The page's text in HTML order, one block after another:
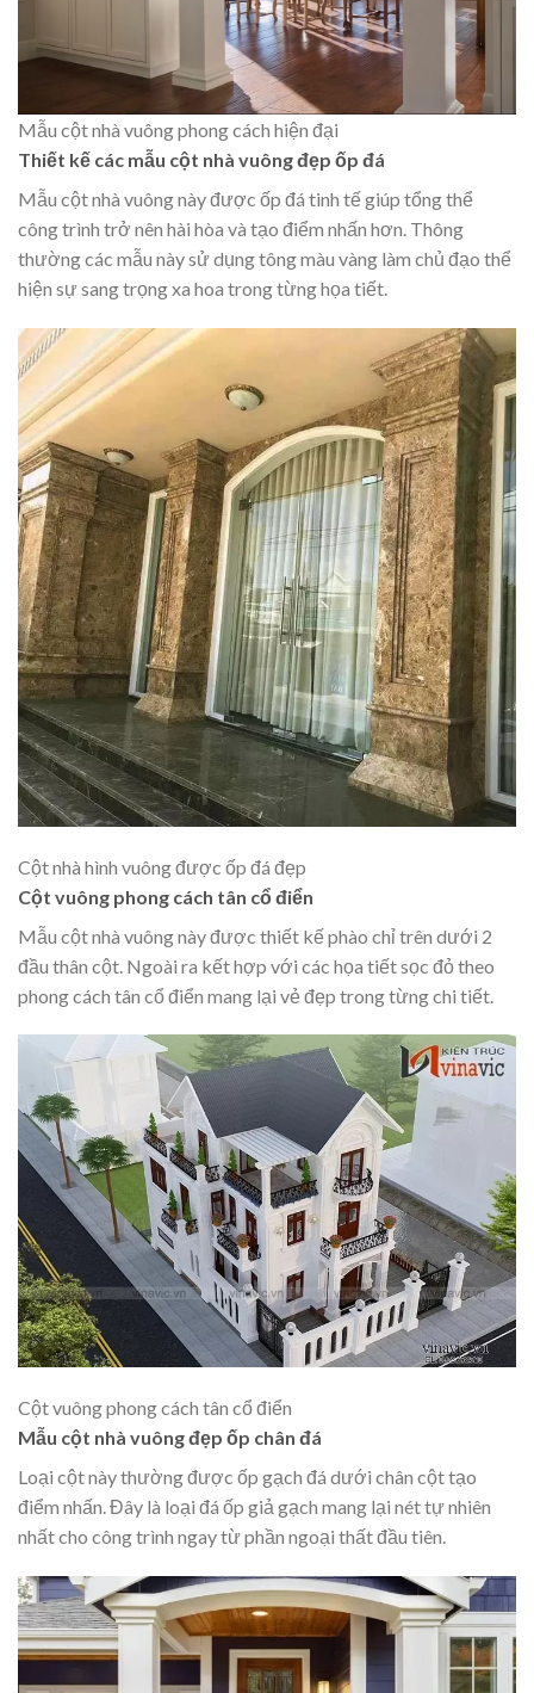
Mẫu cột nhà vuông phong cách hiện đại
Thiết kế các mẫu cột nhà vuông đẹp ốp đá
Mẫu cột nhà vuông này được ốp đá tinh tế giúp tổng thể
công trình trở nên hài hòa và tạo điểm nhấn hơn. Thông
thường các mẫu này sử dụng tông màu vàng làm chủ đạo thể
hiện sự sang trọng xa hoa trong từng họa tiết.
Cột nhà hình vuông được ốp đá đẹp
Cột vuông phong cách tân cổ điển
Mẫu cột nhà vuông này được thiết kế phào chỉ trên dưới 2
đầu thân cột. Ngoài ra kết hợp với các họa tiết sọc đỏ theo
phong cách tân cổ điển mang lại vẻ đẹp trong từng chi tiết.
Cột vuông phong cách tân cổ điển
Mẫu cột nhà vuông đẹp ốp chân đá
Loại cột này thường được ốp gạch đá dưới chân cột tạo
điểm nhấn. Đây là loại đá ốp giả gạch mang lại nét tự nhiên
nhất cho công trình ngay từ phần ngoại thất đầu tiên.